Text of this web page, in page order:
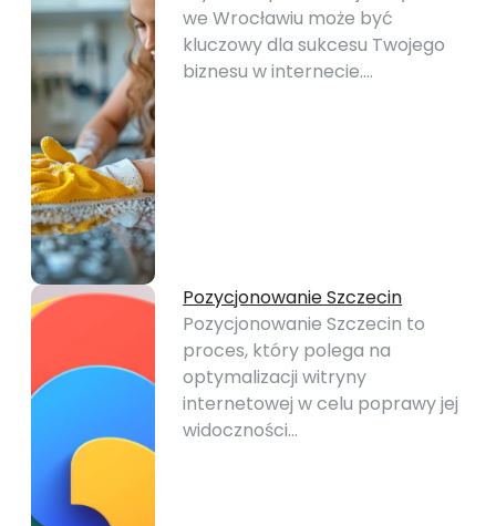
we Wrocławiu może być
kluczowy dla sukcesu Twojego
biznesu w internecie.…
Pozycjonowanie Szczecin
Pozycjonowanie Szczecin to
proces, który polega na
optymalizacji witryny
internetowej w celu poprawy jej
widoczności…